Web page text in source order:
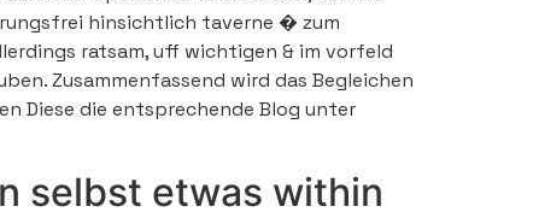
hinsichtlich taverne � zum
ratsam, uff wichtigen & im vorfeld
Zusammenfassend wird das Begleichen
Diese die entsprechende Blog unter
selbst etwas within